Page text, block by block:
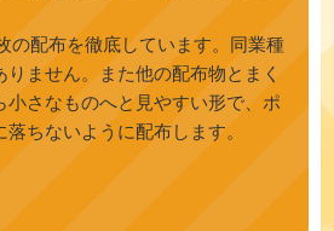
の配布を徹底しています。同業種
ません。また他の配布物とまく
小さなものへと見やすい形で、ポ
ちないように配布します。